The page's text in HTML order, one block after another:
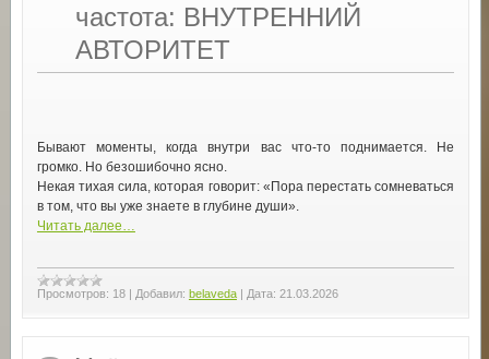
частота: ВНУТРЕННИЙ
АВТОРИТЕТ
Бывают моменты, когда внутри вас что-то поднимается. Не
громко. Но безошибочно ясно.
Некая тихая сила, которая говорит: «Пора перестать сомневаться
в том, что вы уже знаете в глубине души».
Читать далее…
Просмотров: 18 | Добавил: belaveda | Дата: 21.03.2026